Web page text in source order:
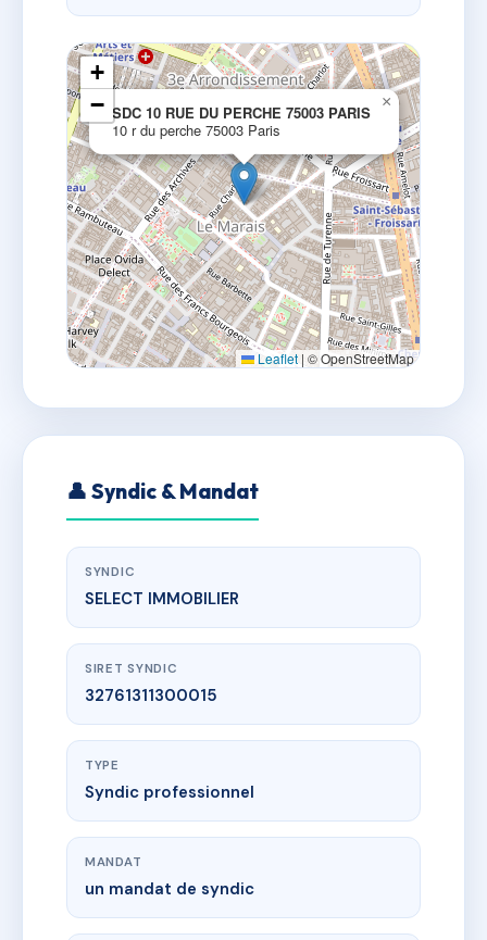
SDC 10 RUE DU PERCHE 75003 PARIS
10 r du perche 75003 Paris
×
+
−
Leaflet | © OpenStreetMap
👤 Syndic & Mandat
SYNDIC
SELECT IMMOBILIER
SIRET SYNDIC
32761311300015
TYPE
Syndic professionnel
MANDAT
un mandat de syndic